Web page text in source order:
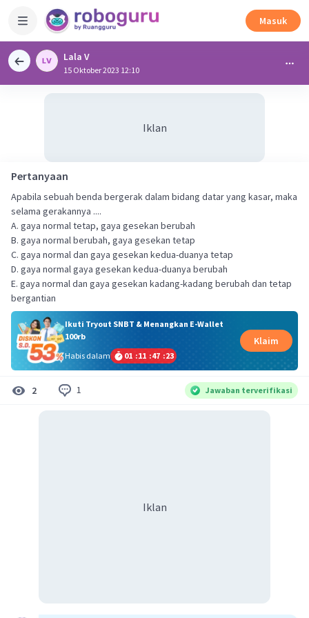
Masuk
Lala V
15 Oktober 2023 12:10
Iklan
Pertanyaan
Apabila sebuah benda bergerak dalam bidang datar yang kasar, maka
selama gerakannya ....
A. gaya normal tetap, gaya gesekan berubah
B. gaya normal berubah, gaya gesekan tetap
C. gaya normal dan gaya gesekan kedua-duanya tetap
D. gaya normal gaya gesekan kedua-duanya berubah
E. gaya normal dan gaya gesekan kadang-kadang berubah dan tetap
bergantian
Ikuti Tryout SNBT & Menangkan E-Wallet
100rb
Habis dalam
01 :11 :47 :23
Klaim
2 1 Jawaban terverifikasi
Iklan